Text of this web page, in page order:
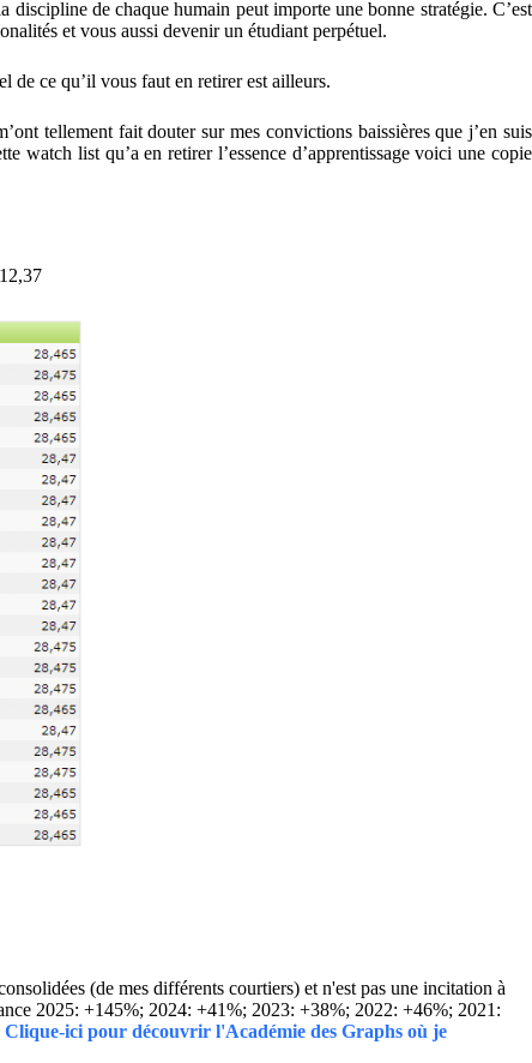
de chaque humain peut importe une bonne stratégie. C’est
et vous aussi devenir un étudiant perpétuel.
de ce qu’il vous faut en retirer est ailleurs.
tellement fait douter sur mes convictions baissières que j’en suis
watch list qu’a en retirer l’essence d’apprentissage voici une copie
(de mes différents courtiers) et n'est pas une incitation à
2025: +145%; 2024: +41%; 2023: +38%; 2022: +46%; 2021:
Clique-ici pour découvrir l'Académie des Graphs où je